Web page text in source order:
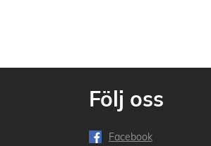
Följ oss
Facebook